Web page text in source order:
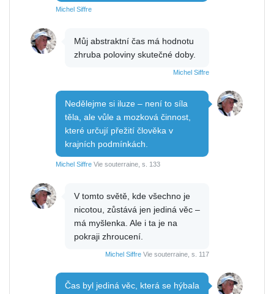
Michel Siffre
Můj abstraktní čas má hodnotu
zhruba poloviny skutečné doby.
Michel Siffre
Nedělejme si iluze – není to síla
těla, ale vůle a mozková činnost,
které určují přežití člověka v
krajních podmínkách.
Michel Siffre Vie souterraine, s. 133
V tomto světě, kde všechno je
nicotou, zůstává jen jediná věc –
má myšlenka. Ale i ta je na
pokraji zhroucení.
Michel Siffre Vie souterraine, s. 117
Čas byl jediná věc, která se hýbala